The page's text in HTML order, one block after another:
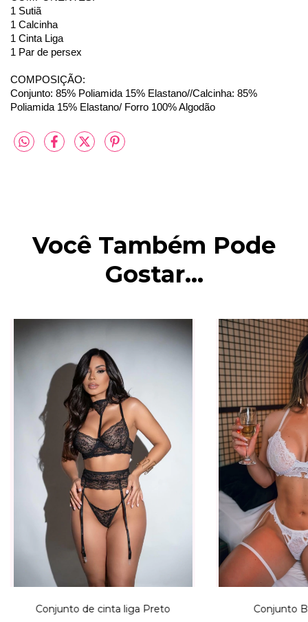
1 Sutiã
1 Calcinha
1 Cinta Liga
1 Par de persex
COMPOSIÇÃO:
Conjunto: 85% Poliamida 15% Elastano//Calcinha: 85%
Poliamida 15% Elastano/ Forro 100% Algodão
Você Também Pode
Gostar...
Conjunto de cinta liga Preto Conjunto